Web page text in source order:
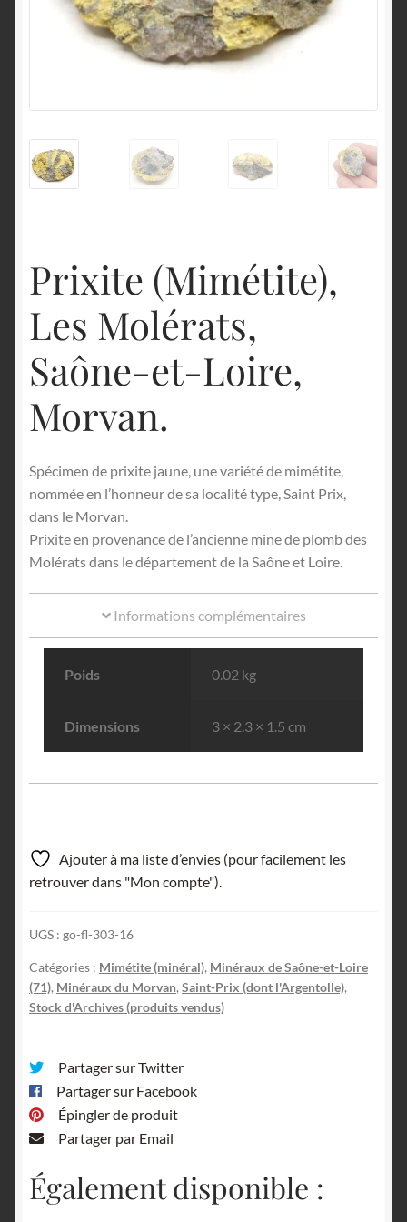
Prixite (Mimétite),
Les Molérats,
Saône-et-Loire,
Morvan.
Spécimen de prixite jaune, une variété de mimétite,
nommée en l’honneur de sa localité type, Saint Prix,
dans le Morvan.
Prixite en provenance de l’ancienne mine de plomb des
Molérats dans le département de la Saône et Loire.
Informations complémentaires
Poids 0.02 kg
Dimensions 3 × 2.3 × 1.5 cm
Ajouter à ma liste d’envies (pour facilement les
retrouver dans "Mon compte").
UGS : go-fl-303-16
Catégories : Mimétite (minéral), Minéraux de Saône-et-Loire
(71), Minéraux du Morvan, Saint-Prix (dont l'Argentolle),
Stock d'Archives (produits vendus)
Partager sur Twitter
Partager sur Facebook
Épingler de produit
Partager par Email
Également disponible :